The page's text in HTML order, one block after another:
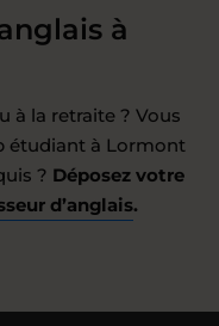
à
à la retraite ? Vous
étudiant à Lormont
? Déposez votre
d’anglais.